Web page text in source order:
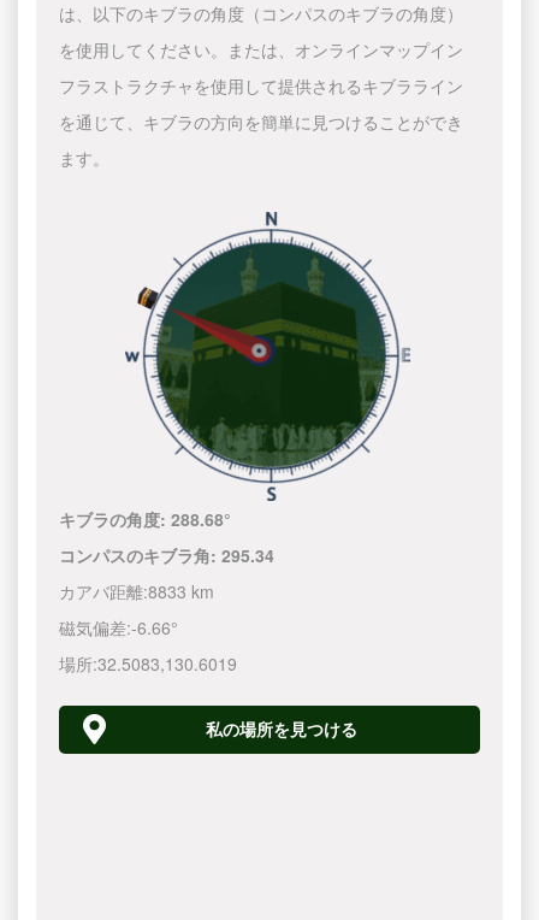
は、以下のキブラの角度（コンパスのキブラの角度）
を使用してください。または、オンラインマップイン
フラストラクチャを使用して提供されるキブラライン
を通じて、キブラの方向を簡単に見つけることができ
ます。
キブラの角度:288.68°
コンパスのキブラ角:295.34
カアバ距離:8833 km
磁気偏差:-6.66°
場所:32.5083,130.6020
私の場所を見つける